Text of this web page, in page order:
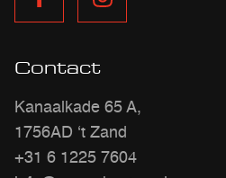
Contact
Kanaalkade 65 A,
1756AD ‘t Zand
+31 6 1225 7604